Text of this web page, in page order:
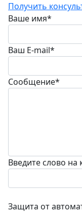
Получить
Ваше имя*
Ваш E-mail*
Сообщение*
Введите слово на
Защита от